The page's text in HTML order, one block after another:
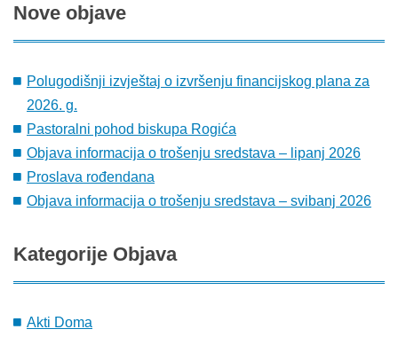
Nove objave
Polugodišnji izvještaj o izvršenju financijskog plana za
2026. g.
Pastoralni pohod biskupa Rogića
Objava informacija o trošenju sredstava – lipanj 2026
Proslava rođendana
Objava informacija o trošenju sredstava – svibanj 2026
Kategorije Objava
Akti Doma